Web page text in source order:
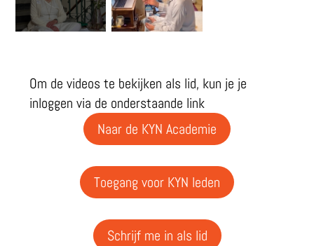
Om de videos te bekijken als lid, kun je je
inloggen via de onderstaande link
Naar de KYN Academie
Toegang voor KYN leden
Schrijf me in als lid